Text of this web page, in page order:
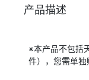
产品描述
※本产品不包括
件），您需单独